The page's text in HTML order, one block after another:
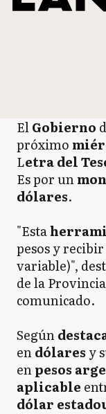
ElGobierno
próximo
Letra del
Es por un
dólares.
"Esta
pesos y
variable)",
de la
comunicado.
Según
endólares y
enpesos
aplicable
dólar